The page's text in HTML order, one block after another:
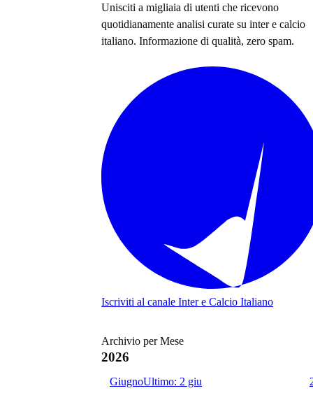
Unisciti a migliaia di utenti che ricevono
quotidianamente analisi curate su inter e calcio
italiano. Informazione di qualità, zero spam.
Iscriviti al canale Inter e Calcio Italiano
Archivio per Mese
2026
GiugnoUltimo: 2 giu